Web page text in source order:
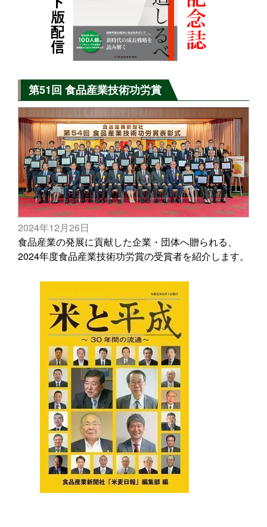
第51回 食品産業技術功労賞
2024年12月26日
食品産業の発展に貢献した企業・団体へ贈られる、
2024年度食品産業技術功労賞の受賞者を紹介します。